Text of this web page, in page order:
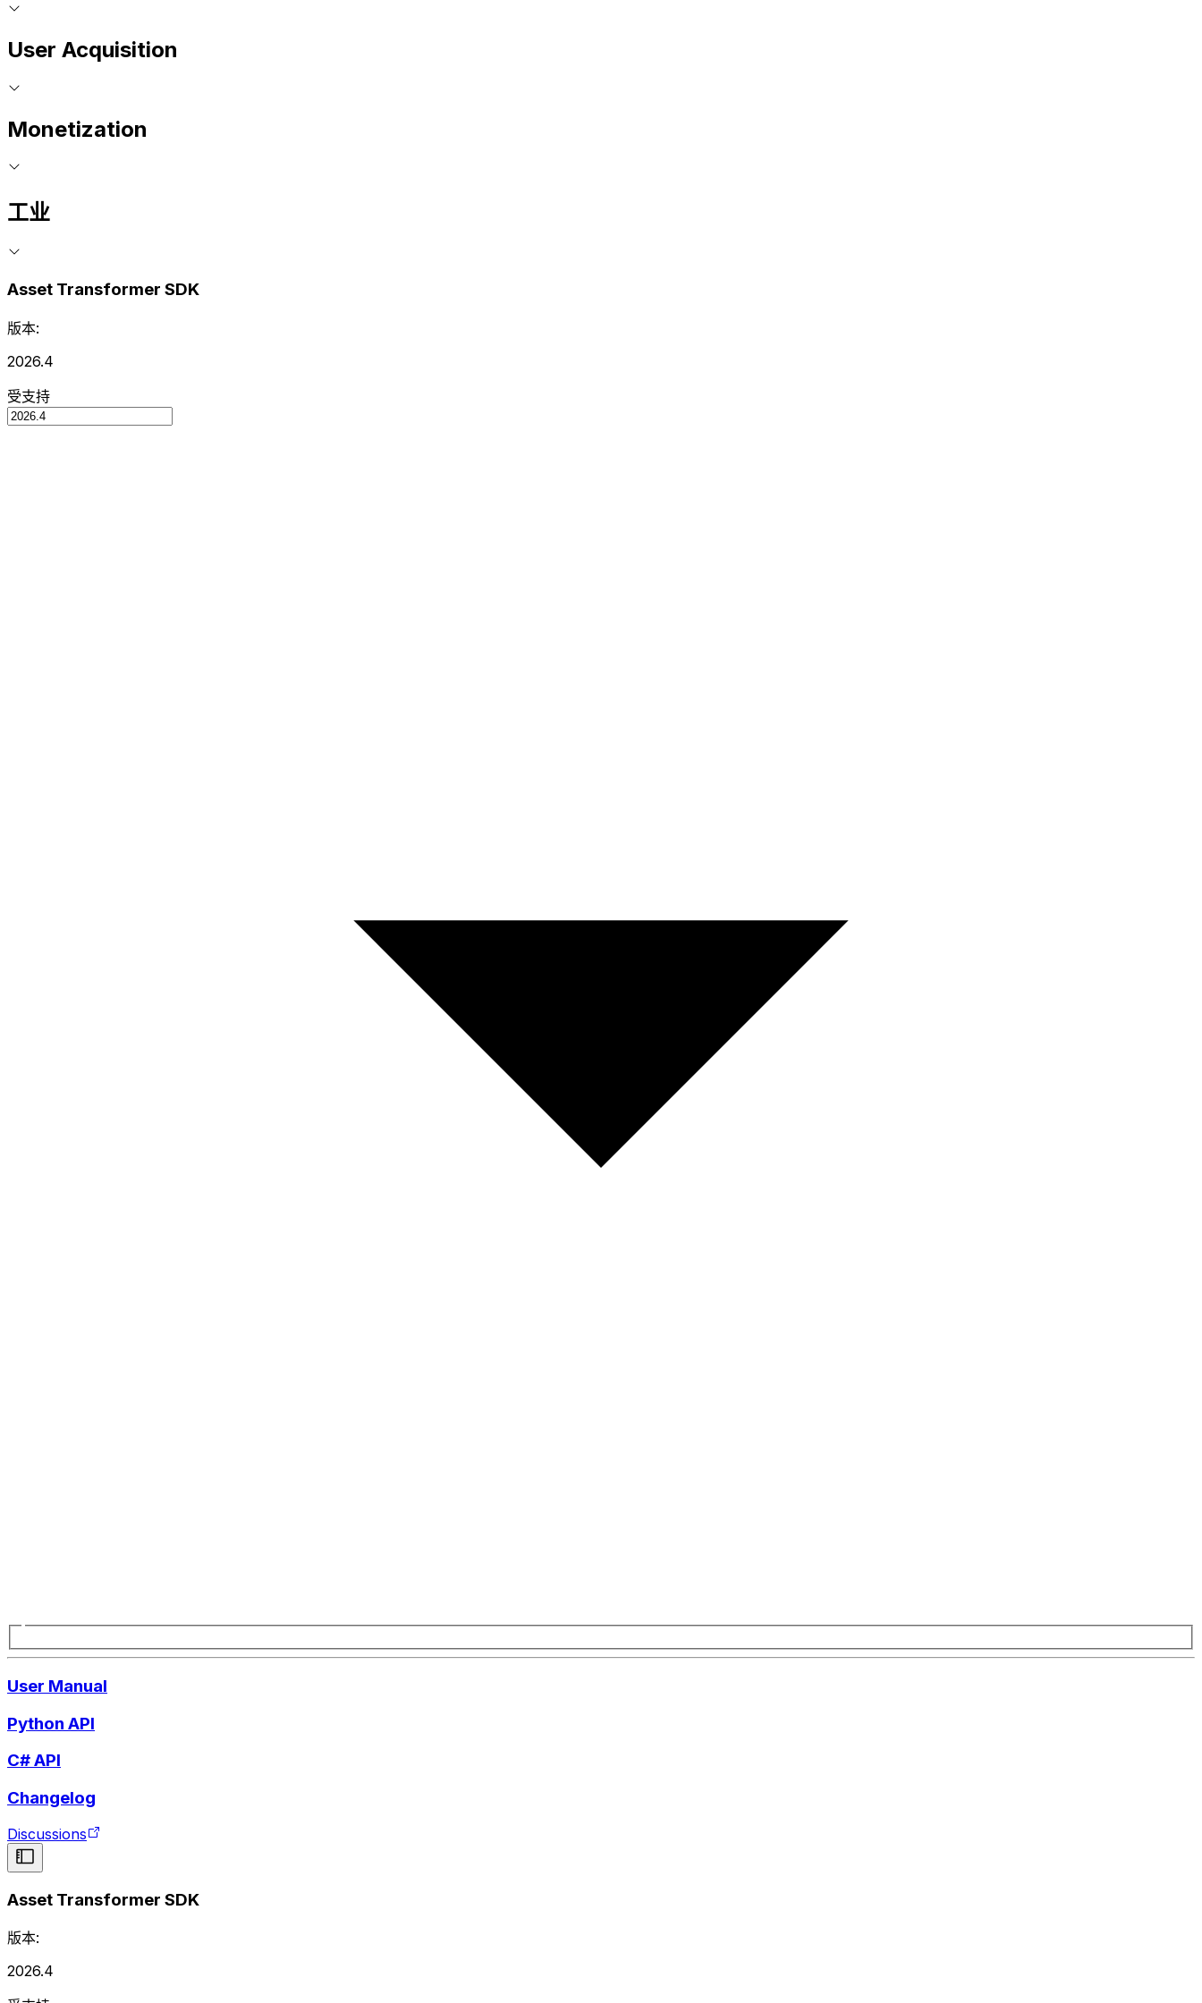
User Acquisition
Monetization
工业
Asset Transformer SDK
版本:
2026.4
受支持
User Manual
Python API
C# API
Changelog
Discussions
Asset Transformer SDK
版本:
2026.4